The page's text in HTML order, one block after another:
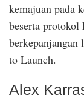
kemajuan pada
beserta protokol
to Launch.
Alex